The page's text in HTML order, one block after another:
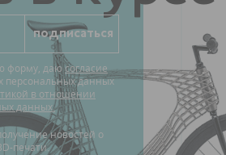
форму, даюсогласие
персональных данных
в отношении
данных.
печати.